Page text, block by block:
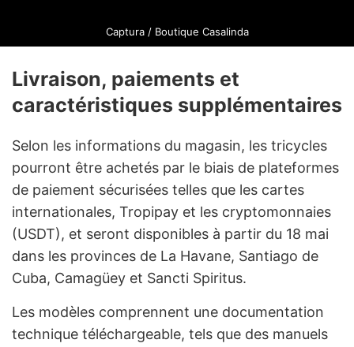
Captura / Boutique Casalinda
Livraison, paiements et
caractéristiques supplémentaires
Selon les informations du magasin, les tricycles
pourront être achetés par le biais de plateformes
de paiement sécurisées telles que les cartes
internationales, Tropipay et les cryptomonnaies
(USDT), et seront disponibles à partir du 18 mai
dans les provinces de La Havane, Santiago de
Cuba, Camagüey et Sancti Spiritus.
Les modèles comprennent une documentation
technique téléchargeable, tels que des manuels